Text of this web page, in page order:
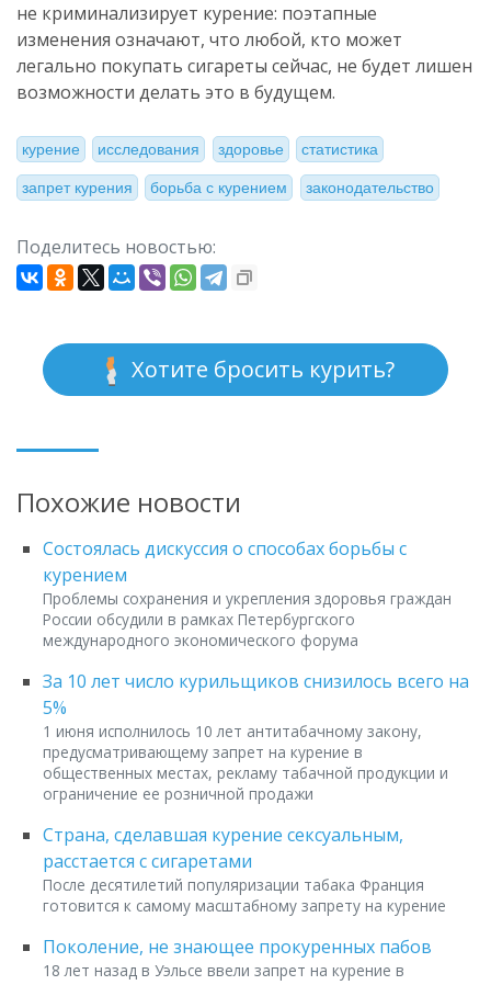
не криминализирует курение: поэтапные
изменения означают, что любой, кто может
легально покупать сигареты сейчас, не будет лишен
возможности делать это в будущем.
курение исследования здоровье статистика
запрет курения борьба с курением законодательство
Поделитесь новостью:
Хотите бросить курить?
Похожие новости
Состоялась дискуссия о способах борьбы с
курением
Проблемы сохранения и укрепления здоровья граждан
России обсудили в рамках Петербургского
международного экономического форума
За 10 лет число курильщиков снизилось всего на
5%
1 июня исполнилось 10 лет антитабачному закону,
предусматривающему запрет на курение в
общественных местах, рекламу табачной продукции и
ограничение ее розничной продажи
Страна, сделавшая курение сексуальным,
расстается с сигаретами
После десятилетий популяризации табака Франция
готовится к самому масштабному запрету на курение
Поколение, не знающее прокуренных пабов
18 лет назад в Уэльсе ввели запрет на курение в